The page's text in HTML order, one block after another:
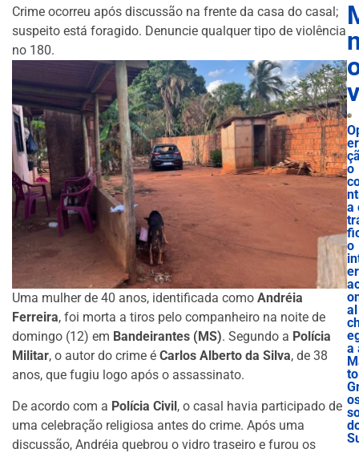
Crime ocorreu após discussão na frente da casa do casal;
suspeito está foragido. Denuncie qualquer tipo de violência
no 180.
Uma mulher de 40 anos, identificada como Andréia
Ferreira, foi morta a tiros pelo companheiro na noite de
domingo (12) em Bandeirantes (MS). Segundo a Polícia
Militar, o autor do crime é Carlos Alberto da Silva, de 38
anos, que fugiu logo após o assassinato.
De acordo com a Polícia Civil, o casal havia participado de
uma celebração religiosa antes do crime. Após uma
discussão, Andréia quebrou o vidro traseiro e furou os
o
a
o
al
a
to